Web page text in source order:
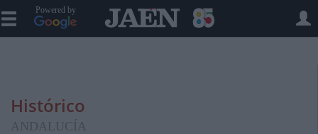
Powered by
Histórico
ANDALUCÍA